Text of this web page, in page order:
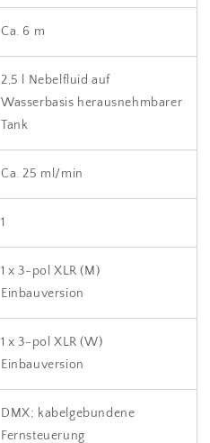
Ca. 6 m
2,5 l Nebelfluid auf
Wasserbasis herausnehmbarer
Tank
Ca. 25 ml/min
1
1 x 3-pol XLR (M)
Einbauversion
1 x 3-pol XLR (W)
Einbauversion
DMX; kabelgebundene
Fernsteuerung